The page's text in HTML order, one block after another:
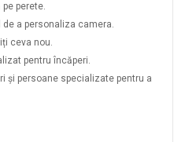
perete.
a personaliza camera.
ceva nou.
pentru încăperi.
și persoane specializate pentru a